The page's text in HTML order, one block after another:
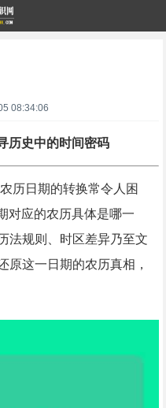
08:34:06
历史中的时间密码
历日期的转换常令人困
对应的农历具体是哪一
法规则、时区差异乃至文
原这一日期的农历真相，